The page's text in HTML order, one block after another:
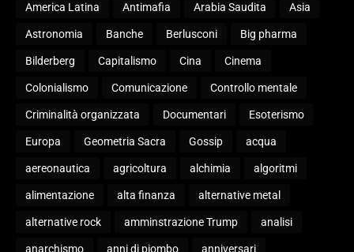
America Latina Antimafia Arabia Saudita Asia
Astronomia Banche Berlusconi Big pharma
Bilderberg Capitalismo Cina Cinema
Colonialismo Comunicazione Controllo mentale
Criminalità organizzata Documentari Esoterismo
Europa Geometria Sacra Gossip acqua
aereonautica agricoltura alchimia algoritmi
alimentazione alta finanza alternative metal
alternative rock amminstrazione Trump analisi
anarchismo anni di piombo anniversari